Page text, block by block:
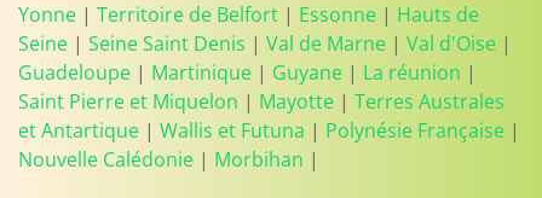
Yonne | Territoire de Belfort | Essonne | Hauts de
Seine | Seine Saint Denis | Val de Marne | Val d'Oise |
Guadeloupe | Martinique | Guyane | La réunion |
Saint Pierre et Miquelon | Mayotte | Terres Australes
et Antartique | Wallis et Futuna | Polynésie Française |
Nouvelle Calédonie | Morbihan |